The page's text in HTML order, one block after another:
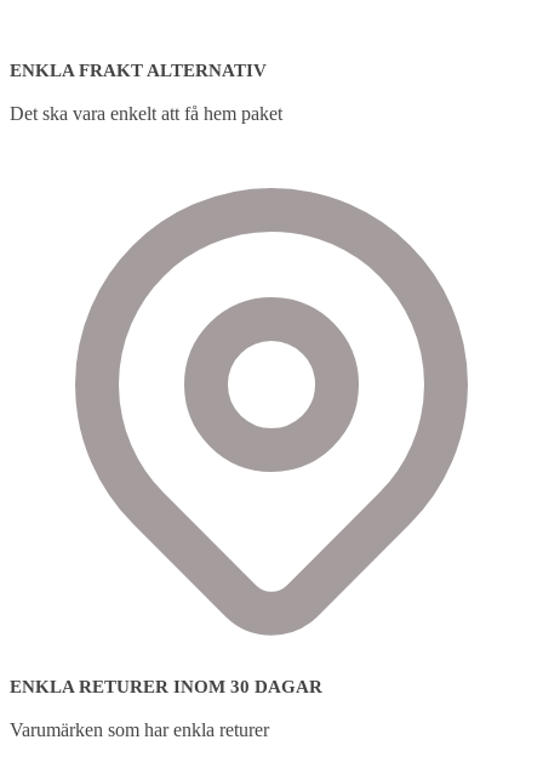
ENKLA FRAKT ALTERNATIV
Det ska vara enkelt att få hem paket
ENKLA RETURER INOM 30 DAGAR
Varumärken som har enkla returer